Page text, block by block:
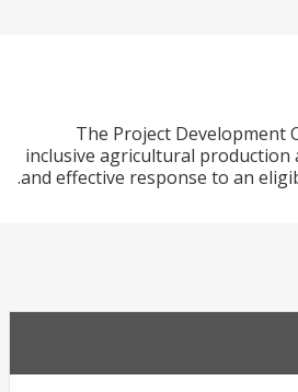
The Project
inclusive agricultural
and effective response to